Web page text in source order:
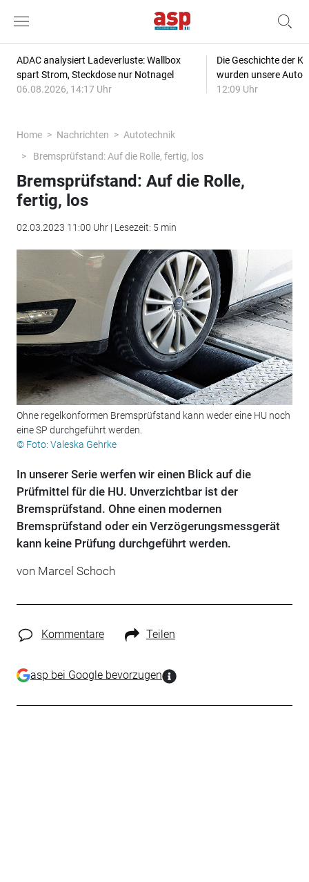
ADAC analysiert Ladeverluste: Wallbox
spart Strom, Steckdose nur Notnagel
06.08.2026, 14:17 Uhr
Die Geschichte der
wurden unsere
12:09 Uhr
Home Nachrichten
Autotechnik
Bremsprüfstand: Auf die Rolle, fertig, los
Bremsprüfstand: Auf die Rolle,
fertig, los
02.03.2023 11:00 Uhr | Lesezeit: 5 min
Ohne regelkonformen Bremsprüfstand kann weder eine HU noch
eine SP durchgeführt werden.
© Foto: Valeska Gehrke
In unserer Serie werfen wir einen Blick auf die
Prüfmittel für die HU. ­Unverzichtbar ist der
Bremsprüfstand. Ohne einen modernen
Bremsprüfstand oder ein ­Verzögerungsmessgerät
kann keine Prüfung durchgeführt werden.
von Marcel Schoch
Kommentare Teilen
asp bei Google bevorzugen